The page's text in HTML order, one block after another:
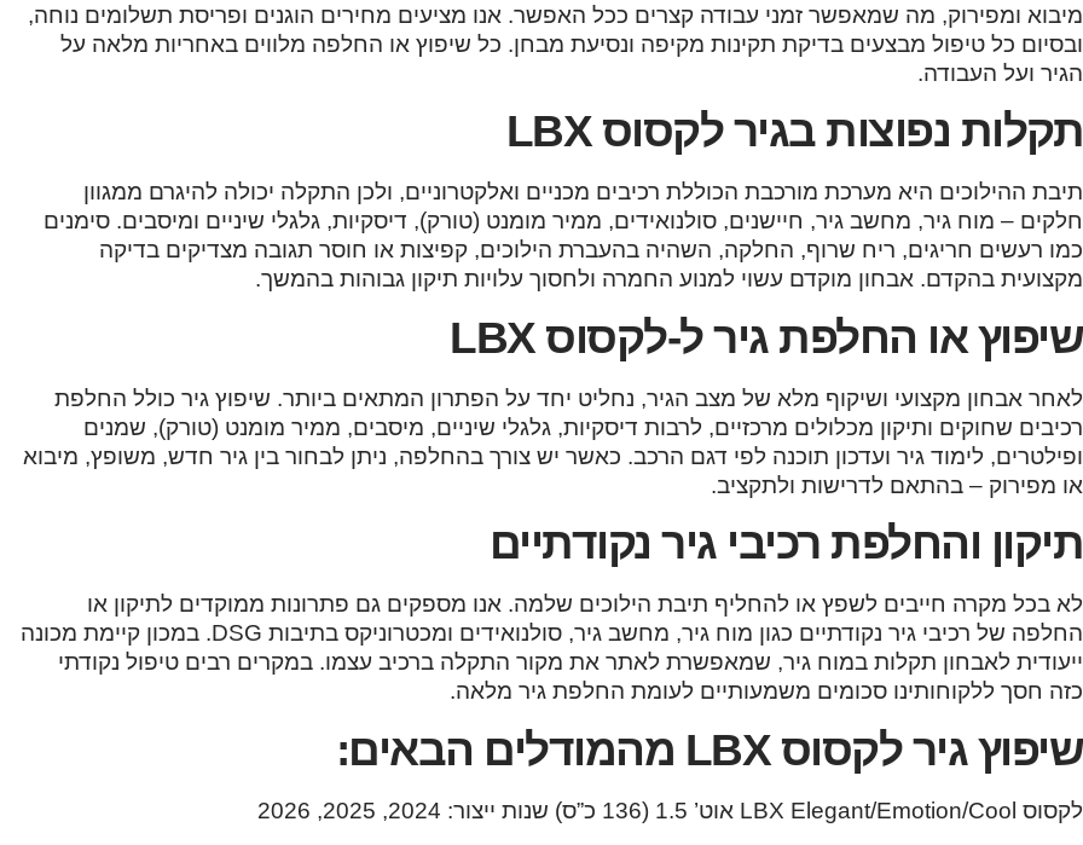
מיבוא ומפירוק, מה שמאפשר זמני עבודה קצרים ככל האפשר. אנו מציעים מחירים הוגנים ופריסת תשלומים נוחה,
ובסיום כל טיפול מבצעים בדיקת תקינות מקיפה ונסיעת מבחן. כל שיפוץ או החלפה מלווים באחריות מלאה על
הגיר ועל העבודה.
תקלות נפוצות בגיר לקסוס LBX
תיבת ההילוכים היא מערכת מורכבת הכוללת רכיבים מכניים ואלקטרוניים, ולכן התקלה יכולה להיגרם ממגוון
חלקים – מוח גיר, מחשב גיר, חיישנים, סולנואידים, ממיר מומנט (טורק), דיסקיות, גלגלי שיניים ומיסבים. סימנים
כמו רעשים חריגים, ריח שרוף, החלקה, השהיה בהעברת הילוכים, קפיצות או חוסר תגובה מצדיקים בדיקה
מקצועית בהקדם. אבחון מוקדם עשוי למנוע החמרה ולחסוך עלויות תיקון גבוהות בהמשך.
שיפוץ או החלפת גיר ל-לקסוס LBX
לאחר אבחון מקצועי ושיקוף מלא של מצב הגיר, נחליט יחד על הפתרון המתאים ביותר. שיפוץ גיר כולל החלפת
רכיבים שחוקים ותיקון מכלולים מרכזיים, לרבות דיסקיות, גלגלי שיניים, מיסבים, ממיר מומנט (טורק), שמנים
ופילטרים, לימוד גיר ועדכון תוכנה לפי דגם הרכב. כאשר יש צורך בהחלפה, ניתן לבחור בין גיר חדש, משופץ, מיבוא
או מפירוק – בהתאם לדרישות ולתקציב.
תיקון והחלפת רכיבי גיר נקודתיים
לא בכל מקרה חייבים לשפץ או להחליף תיבת הילוכים שלמה. אנו מספקים גם פתרונות ממוקדים לתיקון או
החלפה של רכיבי גיר נקודתיים כגון מוח גיר, מחשב גיר, סולנואידים ומכטרוניקס בתיבות DSG. במכון קיימת מכונה
ייעודית לאבחון תקלות במוח גיר, שמאפשרת לאתר את מקור התקלה ברכיב עצמו. במקרים רבים טיפול נקודתי
כזה חסך ללקוחותינו סכומים משמעותיים לעומת החלפת גיר מלאה.
שיפוץ גיר לקסוס LBX מהמודלים הבאים:
לקסוס LBX Elegant/Emotion/Cool אוט’ 1.5 (136 כ”ס) שנות ייצור: 2024, 2025, 2026